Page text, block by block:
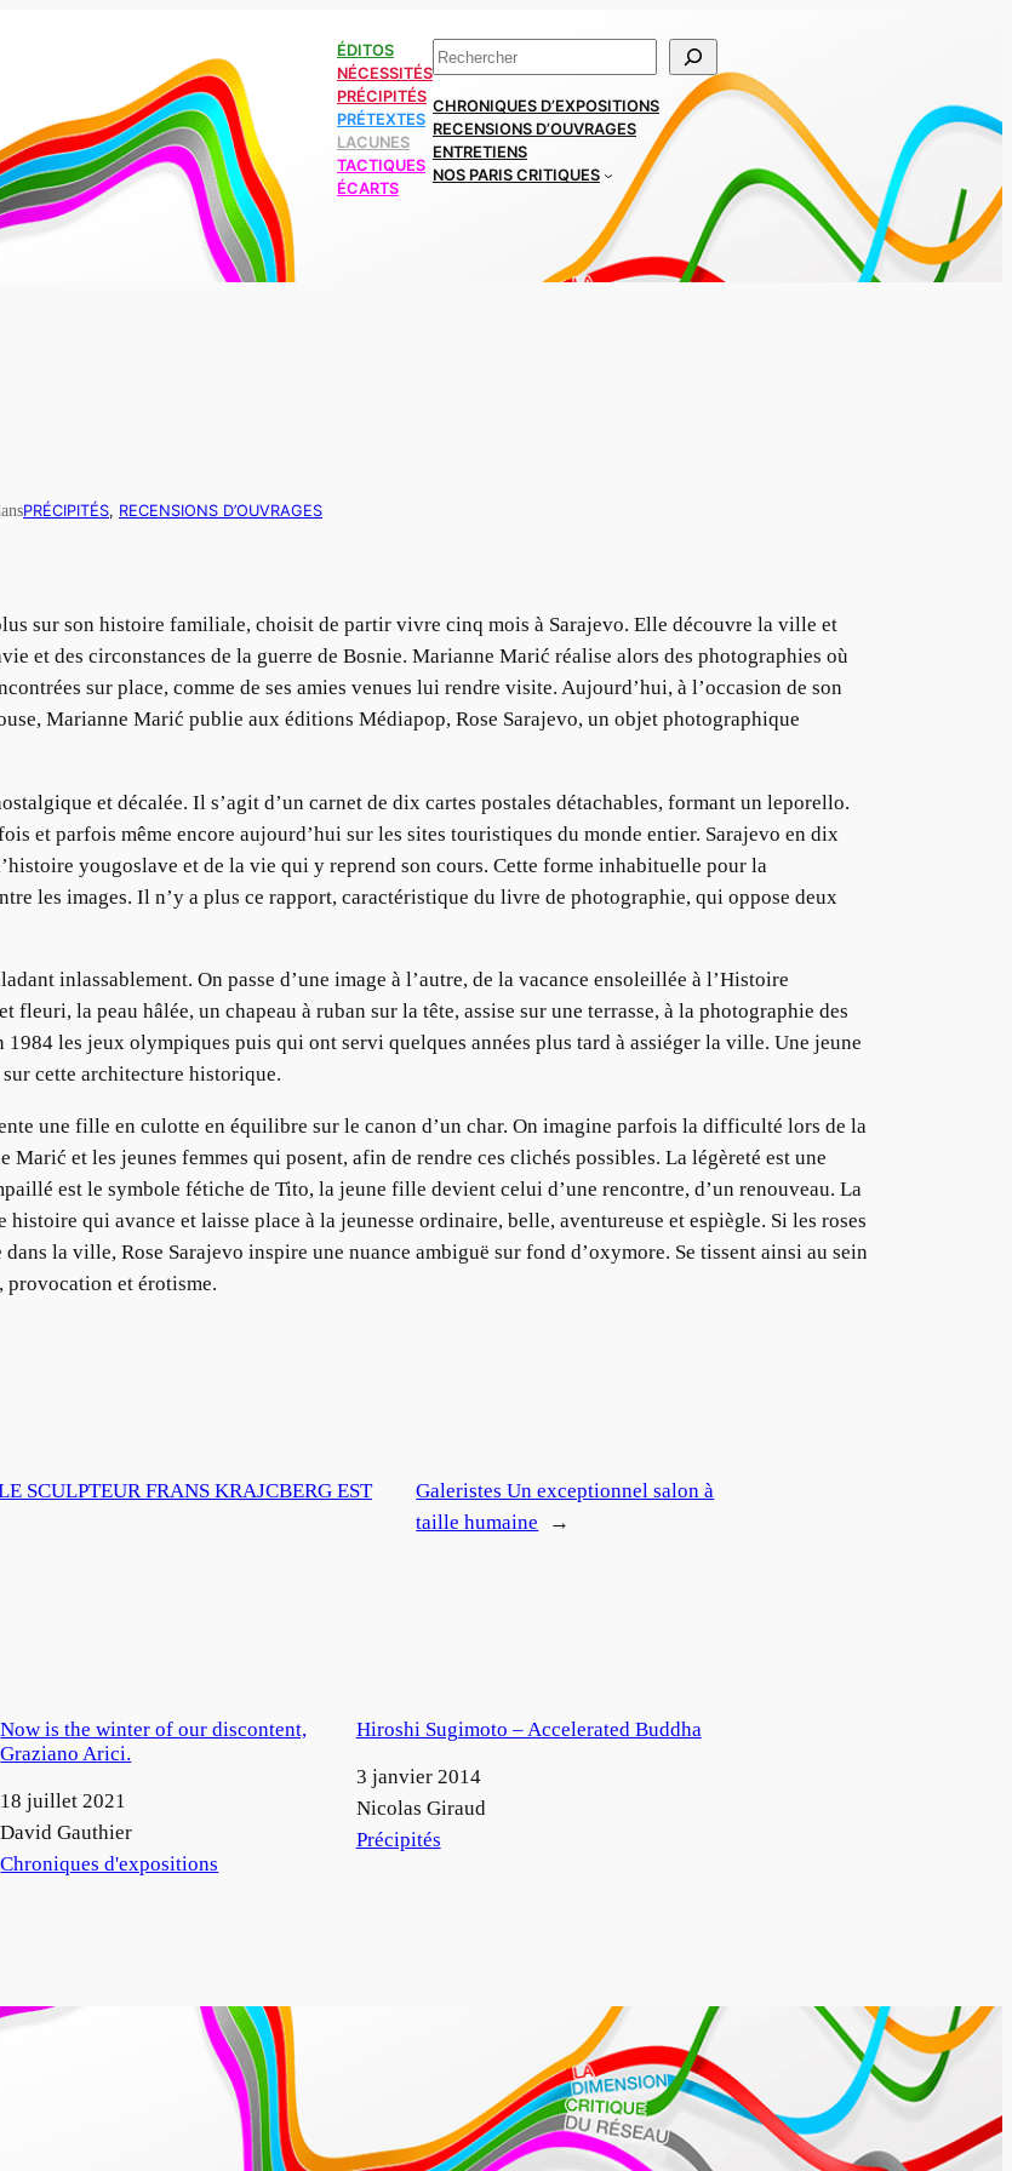
ÉDITOS
NÉCESSITÉS
PRÉCIPITÉS
PRÉTEXTES
LACUNES
TACTIQUES
ÉCARTS
Rechercher
CHRONIQUES D’EXPOSITIONS
RECENSIONS D’OUVRAGES
ENTRETIENS
NOS PARIS CRITIQUES
PRÉCIPITÉS, RECENSIONS D’OUVRAGES
sur son histoire familiale, choisit de partir vivre cinq mois à Sarajevo. Elle découvre la ville et
et des circonstances de la guerre de Bosnie. Marianne Marić réalise alors des photographies où
sur place, comme de ses amies venues lui rendre visite. Aujourd’hui, à l’occasion de son
Marianne Marić publie aux éditions Médiapop, Rose Sarajevo, un objet photographique
et décalée. Il s’agit d’un carnet de dix cartes postales détachables, formant un leporello.
et parfois même encore aujourd’hui sur les sites touristiques du monde entier. Sarajevo en dix
yougoslave et de la vie qui y reprend son cours. Cette forme inhabituelle pour la
les images. Il n’y a plus ce rapport, caractéristique du livre de photographie, qui oppose deux
inlassablement. On passe d’une image à l’autre, de la vacance ensoleillée à l’Histoire
fleuri, la peau hâlée, un chapeau à ruban sur la tête, assise sur une terrasse, à la photographie des
les jeux olympiques puis qui ont servi quelques années plus tard à assiéger la ville. Une jeune
cette architecture historique.
une fille en culotte en équilibre sur le canon d’un char. On imagine parfois la difficulté lors de la
et les jeunes femmes qui posent, afin de rendre ces clichés possibles. La légèreté est une
est le symbole fétiche de Tito, la jeune fille devient celui d’une rencontre, d’un renouveau. La
qui avance et laisse place à la jeunesse ordinaire, belle, aventureuse et espiègle. Si les roses
la ville, Rose Sarajevo inspire une nuance ambiguë sur fond d’oxymore. Se tissent ainsi au sein
provocation et érotisme.
SCULPTEUR FRANS KRAJCBERG EST
Galeristes Un exceptionnel salon à
taille humaine
→
Now is the winter of our discontent,
Graziano Arici.
Date
18 juillet 2021
Auteur
David Gauthier
Par rapport à
Chroniques d'expositions
Hiroshi Sugimoto – Accelerated Buddha
Date
3 janvier 2014
Auteur
Nicolas Giraud
Par rapport à
Précipités